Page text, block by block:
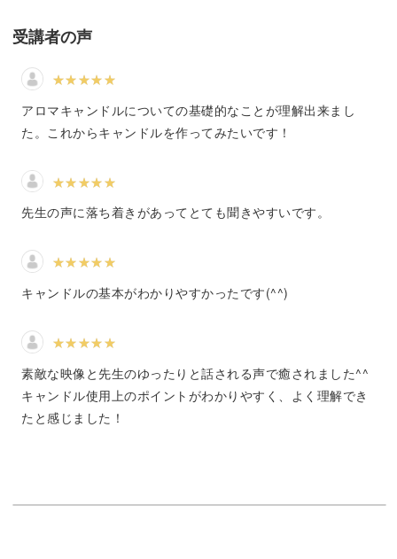
アロマキャンドルを長く安全に楽しむために知っておくと
アロマキャンドルとは？
アロマキャンドルは、さらにアロマオイルと組み合わせて
作ります。
使い分ければ、ご自分にあった効果を期待できます。
オイル別の効果や使い方を詳しくお伝えしますので、ぜひ
暮らしに取り入れてみてください♪
キャンドルといっても、材料の種類や配合に違いがあるん
受講者の声
アロマキャンドルについての基礎的なことが理解出来まし
た。これからキャンドルを作ってみたいです！
先生の声に落ち着きがあってとても聞きやすいです。
キャンドルの基本がわかりやすかったです(^^)
素敵な映像と先生のゆったりと話される声で癒されました^^
キャンドル使用上のポイントがわかりやすく、よく理解でき
たと感じました！